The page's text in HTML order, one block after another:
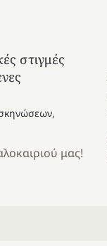
στιγμές
,
μας!